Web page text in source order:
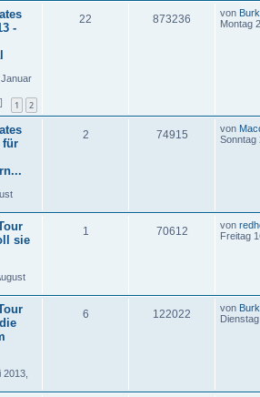
-
1 2
22 873236 von
Montag
für
2 74915 von
Sonntag
sie
1 70612 von
Freitag
6 122022 von